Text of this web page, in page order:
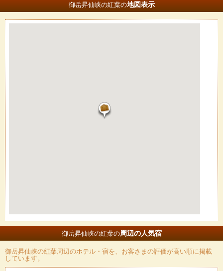
御岳昇仙峡の紅葉の地図表示
御岳昇仙峡の紅葉の周辺の人気宿
御岳昇仙峡の紅葉周辺のホテル・宿を、お客さまの評価が高い順に掲載
しています。